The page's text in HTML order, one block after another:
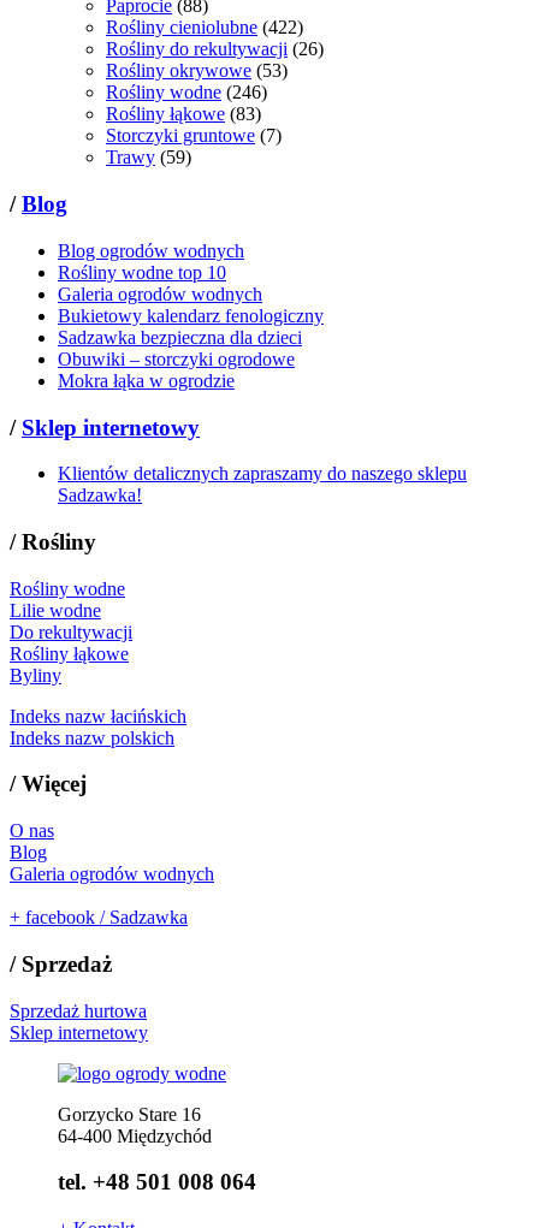
Paprocie (88)
Rośliny cieniolubne (422)
Rośliny do rekultywacji (26)
Rośliny okrywowe (53)
Rośliny wodne (246)
Rośliny łąkowe (83)
Storczyki gruntowe (7)
Trawy (59)
/Blog
Blog ogrodów wodnych
Rośliny wodne top 10
Galeria ogrodów wodnych
Bukietowy kalendarz fenologiczny
Sadzawka bezpieczna dla dzieci
Obuwiki – storczyki ogrodowe
Mokra łąka w ogrodzie
/ Sklep internetowy
Klientów detalicznych zapraszamy do naszego sklepu
Sadzawka!
/Rośliny
Rośliny wodne
Lilie wodne
Do rekultywacji
Rośliny łąkowe
Byliny
Indeks nazw łacińskich
Indeks nazw polskich
/Więcej
O nas
Blog
Galeria ogrodów wodnych
+ facebook / Sadzawka
/ Sprzedaż
Sprzedaż hurtowa
Sklep internetowy
Gorzycko Stare 16
64-400 Międzychód
tel. +48 501 008 064